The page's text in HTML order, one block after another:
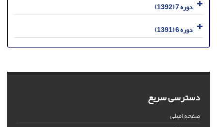
دوره 7 (1392)
دوره 6 (1391)
دسترسی سریع
صفحه اصلی